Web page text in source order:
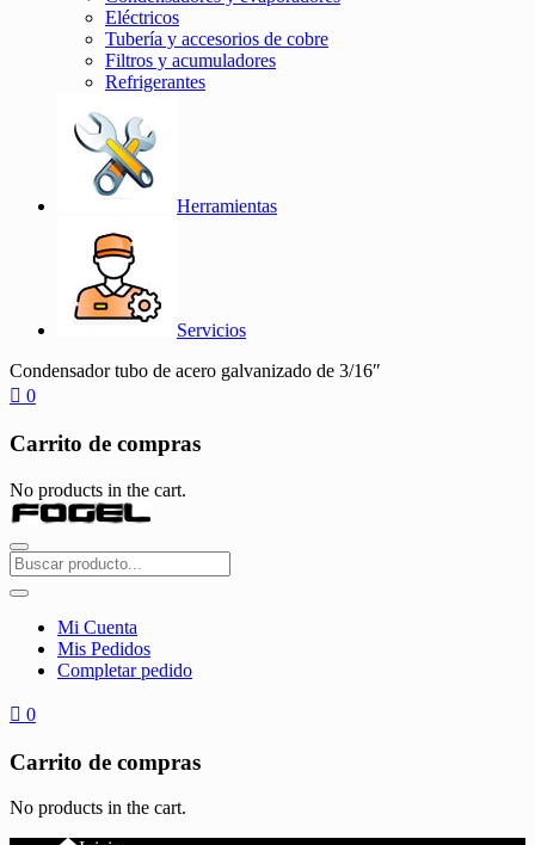
Eléctricos
Tubería y accesorios de cobre
Filtros y acumuladores
Refrigerantes
Herramientas
Servicios
Condensador tubo de acero galvanizado de 3/16″
0
Carrito de compras
No products in the cart.
Mi Cuenta
Mis Pedidos
Completar pedido
0
Carrito de compras
No products in the cart.